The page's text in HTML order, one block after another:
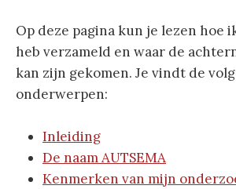
Op deze pagina kun je lezen hoe
heb verzameld en waar de
kan zijn gekomen. Je vindt de
onderwerpen:
Inleiding
De naam AUTSEMA
Kenmerken van mijn